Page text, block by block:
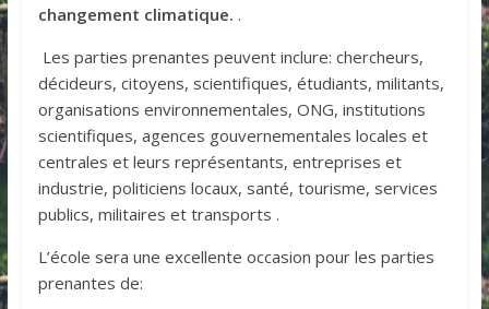
changement climatique. .
Les parties prenantes peuvent inclure: chercheurs,
décideurs, citoyens, scientifiques, étudiants, militants,
organisations environnementales, ONG, institutions
scientifiques, agences gouvernementales locales et
centrales et leurs représentants, entreprises et
industrie, politiciens locaux, santé, tourisme, services
publics, militaires et transports .
L’école sera une excellente occasion pour les parties
prenantes de: